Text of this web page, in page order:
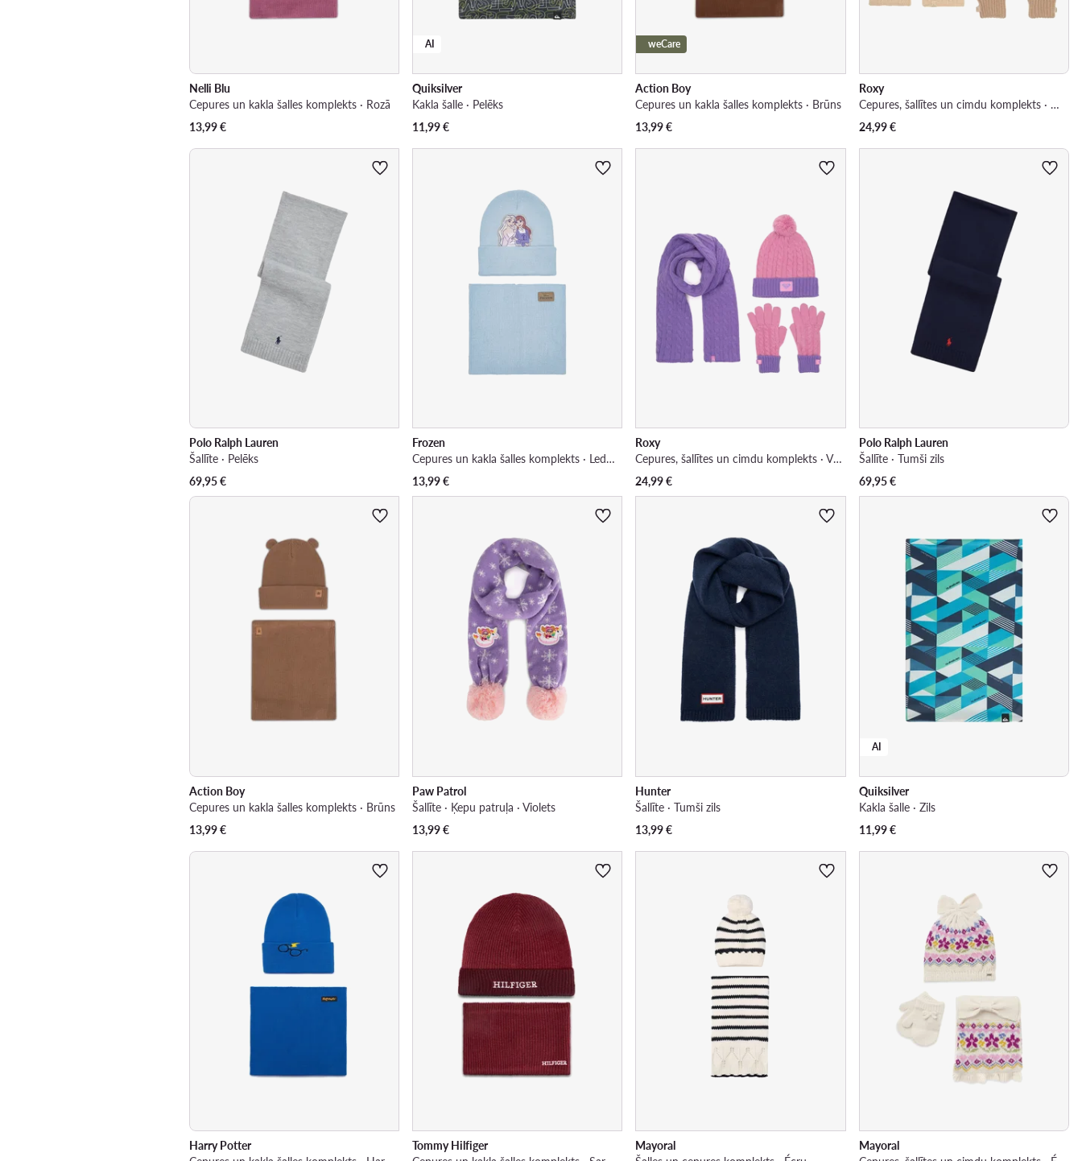
Nelli Blu
Cepures un kakla šalles komplekts · Rozā
13,99€
AI
Quiksilver
Kakla šalle · Pelēks
11,99€
weCare
Action Boy
Cepures un kakla šalles komplekts · Brūns
13,99€
Roxy
Cepures, šallītes un cimdu komplekts · Bēšs
24,99€
Polo Ralph Lauren
Šallīte · Pelēks
69,95€
Frozen
Cepures un kakla šalles komplekts · Ledus sirds · Zils
13,99€
Roxy
Cepures, šallītes un cimdu komplekts · Violets
24,99€
Polo Ralph Lauren
Šallīte · Tumši zils
69,95€
Action Boy
Cepures un kakla šalles komplekts · Brūns
13,99€
Paw Patrol
Šallīte · Ķepu patruļa · Violets
13,99€
Hunter
Šallīte · Tumši zils
13,99€
AI
Quiksilver
Kakla šalle · Zils
11,99€
Harry Potter
Tommy Hilfiger
Mayoral
Mayoral